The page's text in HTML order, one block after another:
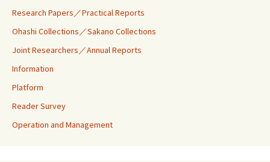
Research Papers／Practical Reports
Ohashi Collections／Sakano Collections
Joint Researchers／Annual Reports
Information
Platform
Reader Survey
Operation and Management